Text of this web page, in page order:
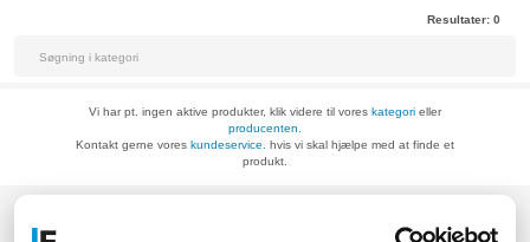
Resultater: 0
Vi har pt. ingen aktive produkter, klik videre til vores kategori eller
producenten.
Kontakt gerne vores kundeservice.
hvis vi skal hjælpe med at finde et
produkt.